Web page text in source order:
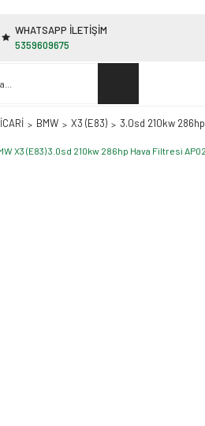
WHATSAPP İLETİŞİM
5359609675
BMW X3 (E83) 3.0sd 210kw 286hp